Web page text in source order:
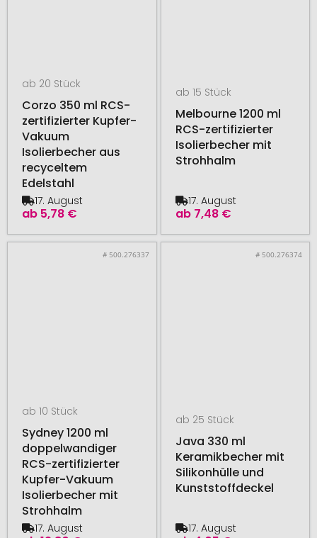
ab 20 Stück
Corzo 350 ml RCS-
zertifizierter Kupfer-
Vakuum
Isolierbecher aus
recyceltem
Edelstahl
ab 5,78 €
17. August
ab 15 Stück
Melbourne 1200 ml
RCS-zertifizierter
Isolierbecher mit
Strohhalm
ab 7,48 €
17. August
# 500.276337
ab 10 Stück
Sydney 1200 ml
doppelwandiger
RCS-zertifizierter
Kupfer-Vakuum
Isolierbecher mit
Strohhalm
17. August
# 500.276374
ab 25 Stück
Java 330 ml
Keramikbecher mit
Silikonhülle und
Kunststoffdeckel
17. August